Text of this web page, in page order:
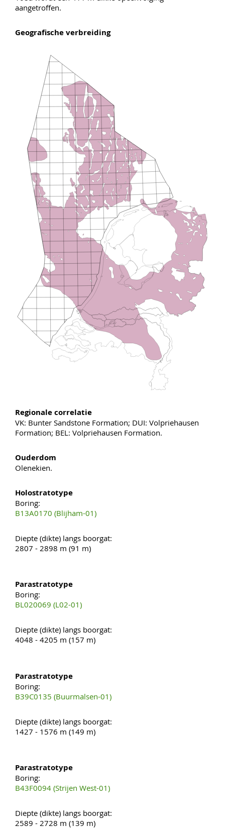
aangetroffen.
Geografische verbreiding
Regionale correlatie
VK: Bunter Sandstone Formation; DUI: Volpriehausen
Formation; BEL: Volpriehausen Formation.
Ouderdom
Olenekien.
Holostratotype
Boring:
B13A0170 (Blijham-01)
Diepte (dikte) langs boorgat:
2807 - 2898 m (91 m)
Parastratotype
Boring:
BL020069 (L02-01)
Diepte (dikte) langs boorgat:
4048 - 4205 m (157 m)
Parastratotype
Boring:
B39C0135 (Buurmalsen-01)
Diepte (dikte) langs boorgat:
1427 - 1576 m (149 m)
Parastratotype
Boring:
B43F0094 (Strijen West-01)
Diepte (dikte) langs boorgat:
2589 - 2728 m (139 m)